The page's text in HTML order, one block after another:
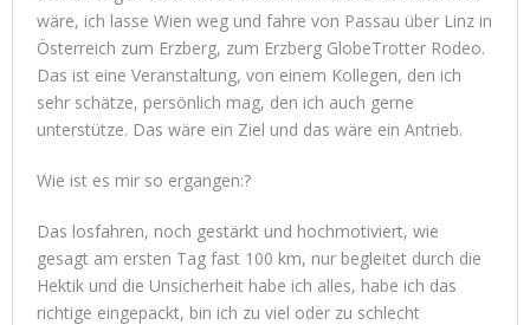
wäre, ich lasse Wien weg und fahre von Passau über Linz in
Österreich zum Erzberg, zum Erzberg GlobeTrotter Rodeo.
Das ist eine Veranstaltung, von einem Kollegen, den ich
sehr schätze, persönlich mag, den ich auch gerne
unterstütze. Das wäre ein Ziel und das wäre ein Antrieb.
Wie ist es mir so ergangen:?
Das losfahren, noch gestärkt und hochmotiviert, wie
gesagt am ersten Tag fast 100 km, nur begleitet durch die
Hektik und die Unsicherheit habe ich alles, habe ich das
richtige eingepackt, bin ich zu viel oder zu schlecht